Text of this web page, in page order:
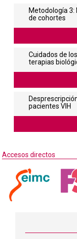
Metodología
de cohortes
Cuidados de
terapias
pacientes VIH
Accesos directos